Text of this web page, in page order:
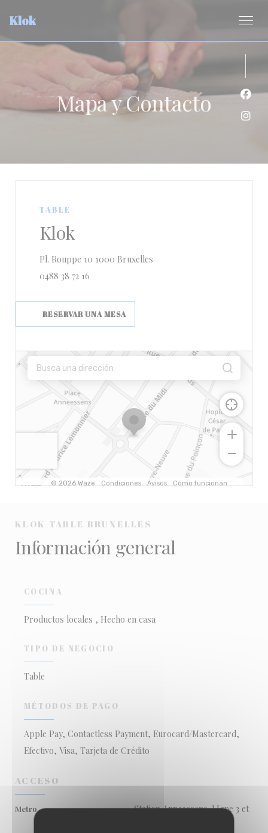
Klok
Mapa y Contacto
TABLE
Klok
Pl. Rouppe 10 1000 Bruxelles
0488 38 72 16
RESERVAR UNA MESA
KLOK TABLE BRUXELLES
Información general
COCINA
Productos locales , Hecho en casa
TIPO DE NEGOCIO
Table
MÉTODOS DE PAGO
Apple Pay, Contactless Payment, Eurocard/Mastercard,
Efectivo, Visa, Tarjeta de Crédito
ACCESO
Metro
Station Anneessens. LIgne 3 et